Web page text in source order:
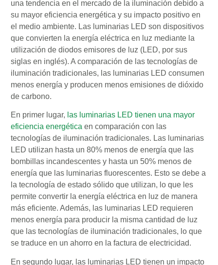
una tendencia en el mercado de la iluminación debido a
su mayor eficiencia energética y su impacto positivo en
el medio ambiente. Las luminarias LED son dispositivos
que convierten la energía eléctrica en luz mediante la
utilización de diodos emisores de luz (LED, por sus
siglas en inglés). A comparación de las tecnologías de
iluminación tradicionales, las luminarias LED consumen
menos energía y producen menos emisiones de dióxido
de carbono.
En primer lugar, las luminarias LED tienen una mayor
eficiencia energética en comparación con las
tecnologías de iluminación tradicionales. Las luminarias
LED utilizan hasta un 80% menos de energía que las
bombillas incandescentes y hasta un 50% menos de
energía que las luminarias fluorescentes. Esto se debe a
la tecnología de estado sólido que utilizan, lo que les
permite convertir la energía eléctrica en luz de manera
más eficiente. Además, las luminarias LED requieren
menos energía para producir la misma cantidad de luz
que las tecnologías de iluminación tradicionales, lo que
se traduce en un ahorro en la factura de electricidad.
En segundo lugar, las luminarias LED tienen un impacto